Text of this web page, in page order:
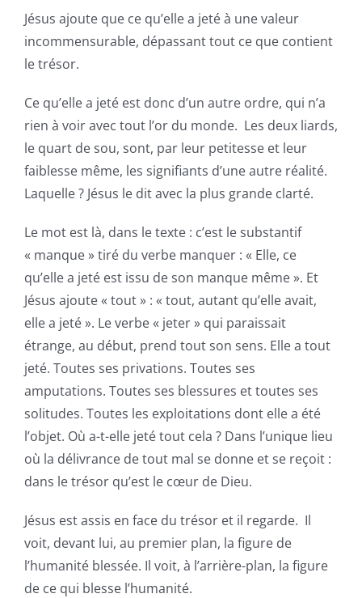
Jésus ajoute que ce qu’elle a jeté à une valeur
incommensurable, dépassant tout ce que contient
le trésor.
Ce qu’elle a jeté est donc d’un autre ordre, qui n’a
rien à voir avec tout l’or du monde. Les deux liards,
le quart de sou, sont, par leur petitesse et leur
faiblesse même, les signifiants d’une autre réalité.
Laquelle ? Jésus le dit avec la plus grande clarté.
Le mot est là, dans le texte : c’est le substantif
« manque » tiré du verbe manquer : « Elle, ce
qu’elle a jeté est issu de son manque même ». Et
Jésus ajoute « tout » : « tout, autant qu’elle avait,
elle a jeté ». Le verbe « jeter » qui paraissait
étrange, au début, prend tout son sens. Elle a tout
jeté. Toutes ses privations. Toutes ses
amputations. Toutes ses blessures et toutes ses
solitudes. Toutes les exploitations dont elle a été
l’objet. Où a-t-elle jeté tout cela ? Dans l’unique lieu
où la délivrance de tout mal se donne et se reçoit :
dans le trésor qu’est le cœur de Dieu.
Jésus est assis en face du trésor et il regarde. Il
voit, devant lui, au premier plan, la figure de
l’humanité blessée. Il voit, à l’arrière-plan, la figure
de ce qui blesse l’humanité.